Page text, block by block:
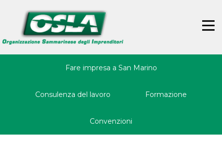
navigation
☰
Fare impresa a San Marino
Consulenza del lavoro Formazione
Convenzioni